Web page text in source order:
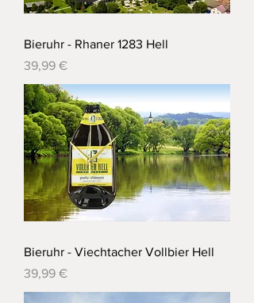
Bieruhr - Rhaner 1283 Hell
Preis
39,99 €
Bieruhr - Viechtacher Vollbier Hell
Preis
39,99 €